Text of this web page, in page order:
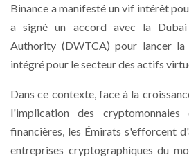
Binance a manifesté un vif intérêt
a signé un accord avec la
Authority (DWTCA) pour lancer la
intégré pour le secteur des actifs
Dans ce contexte, face à la
l'implication des cryptomonnaies
financières, les Émirats s'efforcent
entreprises cryptographiques du